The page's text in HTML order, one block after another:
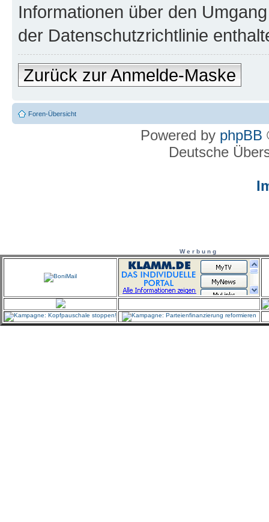
Informationen über den
der Datenschutzrichtlinie
Zurück zur Anmelde-Maske
Foren-Übersicht
Powered by phpBB
Deutsche
W e r b u n g